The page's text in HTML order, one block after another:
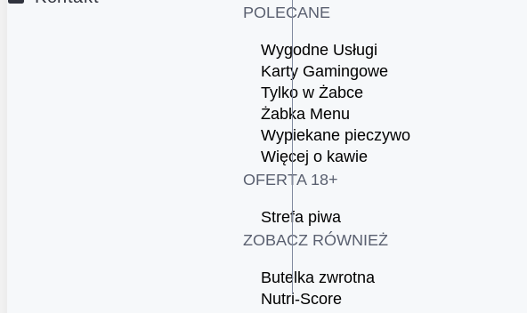
POLECANE
Wygodne Usługi
Karty Gamingowe
Tylko w Żabce
Żabka Menu
Wypiekane pieczywo
Więcej o kawie
OFERTA 18+
Strefa piwa
ZOBACZ RÓWNIEŻ
Butelka zwrotna
Nutri-Score